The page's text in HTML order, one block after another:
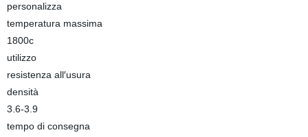
personalizza
temperatura massima
1800c
utilizzo
resistenza all′usura
densità
3.6-3.9
tempo di consegna